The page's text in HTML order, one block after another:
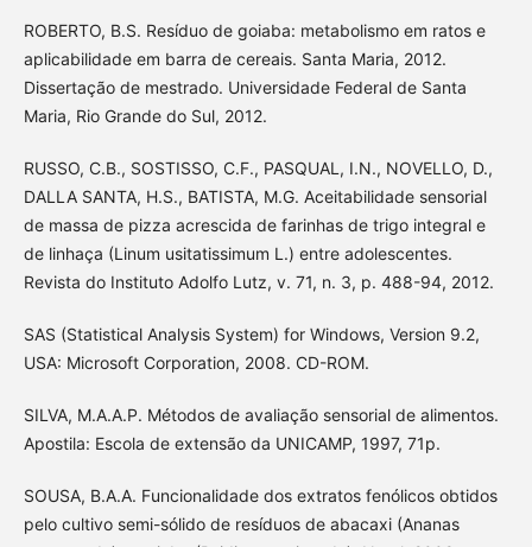
ROBERTO, B.S. Resíduo de goiaba: metabolismo em ratos e
aplicabilidade em barra de cereais. Santa Maria, 2012.
Dissertação de mestrado. Universidade Federal de Santa
Maria, Rio Grande do Sul, 2012.
RUSSO, C.B., SOSTISSO, C.F., PASQUAL, I.N., NOVELLO, D.,
DALLA SANTA, H.S., BATISTA, M.G. Aceitabilidade sensorial
de massa de pizza acrescida de farinhas de trigo integral e
de linhaça (Linum usitatissimum L.) entre adolescentes.
Revista do Instituto Adolfo Lutz, v. 71, n. 3, p. 488-94, 2012.
SAS (Statistical Analysis System) for Windows, Version 9.2,
USA: Microsoft Corporation, 2008. CD-ROM.
SILVA, M.A.A.P. Métodos de avaliação sensorial de alimentos.
Apostila: Escola de extensão da UNICAMP, 1997, 71p.
SOUSA, B.A.A. Funcionalidade dos extratos fenólicos obtidos
pelo cultivo semi-sólido de resíduos de abacaxi (Ananas